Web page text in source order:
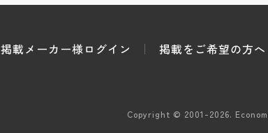
掲載メーカー様ログイン 掲載をご希望の方へ
Copyright © 2001-2026.